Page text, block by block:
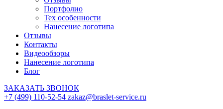
Портфолио
Тех особенности
Нанесение логотипа
Отзывы
Контакты
Видеообзоры
Нанесение логотипа
Блог
ЗАКАЗАТЬ ЗВОНОК
+7 (499) 110-52-54 zakaz@braslet-service.ru